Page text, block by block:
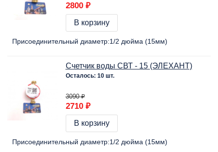
2800 ₽
В корзину
Присоединительный диаметр:1/2 дюйма (15мм)
Счетчик воды СВТ - 15 (ЭЛЕХАНТ)
Осталось: 10 шт.
3090 ₽
2710 ₽
В корзину
Присоединительный диаметр:1/2 дюйма (15мм)